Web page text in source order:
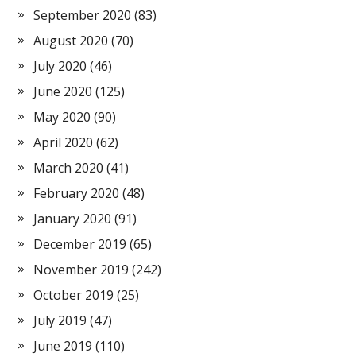
September 2020 (83)
August 2020 (70)
July 2020 (46)
June 2020 (125)
May 2020 (90)
April 2020 (62)
March 2020 (41)
February 2020 (48)
January 2020 (91)
December 2019 (65)
November 2019 (242)
October 2019 (25)
July 2019 (47)
June 2019 (110)